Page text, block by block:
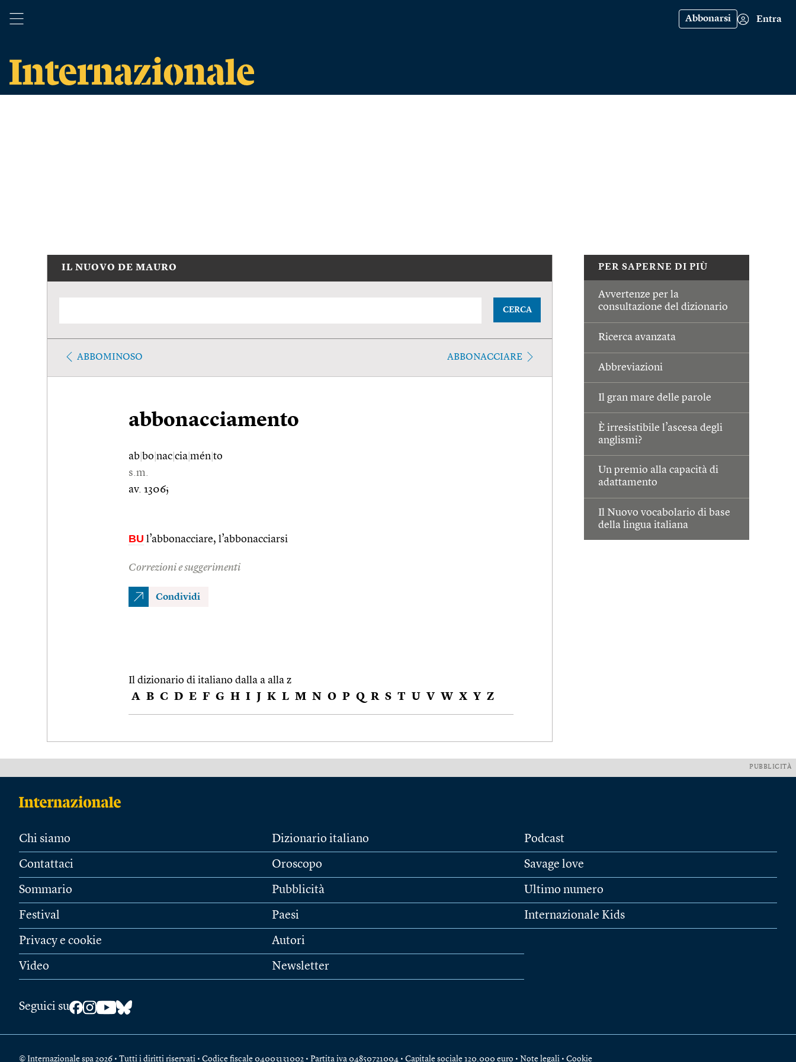
Abbonarsi Entra
PER SAPERNE DI PIÙ
Avvertenze per la
consultazione del dizionario
Ricerca avanzata
Abbreviazioni
Il gran mare delle parole
È irresistibile l’ascesa degli
anglismi?
Un premio alla capacità di
adattamento
Il Nuovo vocabolario di base
della lingua italiana
IL NUOVO DE MAURO
CERCA
ABBOMINOSO ABBONACCIARE
abbonacciamento
ab bo nac cia mén to
s.m.
av. 1306;
BU l’abbonacciare, l’abbonacciarsi
Correzioni e suggerimenti
Condividi
Il dizionario di italiano dalla a alla z
A B C D E F G H I J K L M N O P Q R S T U V W X Y Z
PUBBLICITÀ
Chi siamo
Contattaci
Sommario
Festival
Privacy e cookie
Video
Dizionario italiano
Oroscopo
Pubblicità
Paesi
Autori
Newsletter
Podcast
Savage love
Ultimo numero
Internazionale Kids
Seguici su
© Internazionale spa 2026 • Tutti i diritti riservati • Codice fiscale 04003131002 • Partita iva 04850721004 • Capitale sociale 120.000 euro • Note legali • Cookie